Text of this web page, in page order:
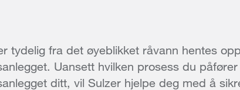
tydelig fra det øyeblikket råvann hentes
Uansett hvilken prosess du påfører
ditt, vil Sulzer hjelpe deg med å